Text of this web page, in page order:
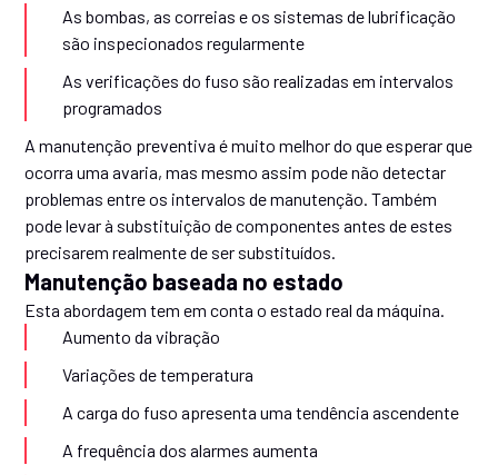
As bombas, as correias e os sistemas de lubrificação
são inspecionados regularmente
As verificações do fuso são realizadas em intervalos
programados
A manutenção preventiva é muito melhor do que esperar que
ocorra uma avaria, mas mesmo assim pode não detectar
problemas entre os intervalos de manutenção. Também
pode levar à substituição de componentes antes de estes
precisarem realmente de ser substituídos.
Manutenção baseada no estado
Esta abordagem tem em conta o estado real da máquina.
Aumento da vibração
Variações de temperatura
A carga do fuso apresenta uma tendência ascendente
A frequência dos alarmes aumenta